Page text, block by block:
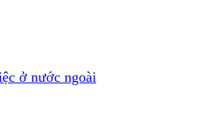
ở nước ngoài